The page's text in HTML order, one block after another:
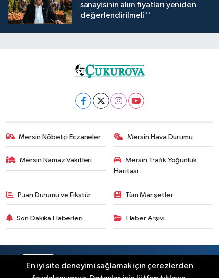
sanayisinin alım fiyatları yeniden
değerlendirilmeli''
Mersin Nöbetçi Eczaneler Mersin Hava Durumu
Mersin Namaz Vakitleri
Mersin Trafik Yoğunluk
Haritası
Puan Durumu ve Fikstür Tüm Manşetler
Son Dakika Haberleri Haber Arşivi
RSS Copyright © 2025. Her hakkı saklıdır.
En iyi site deneyimi sağlamak için çerezlerden